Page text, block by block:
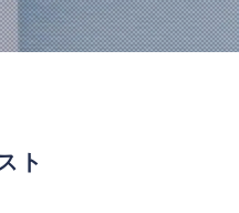
ト